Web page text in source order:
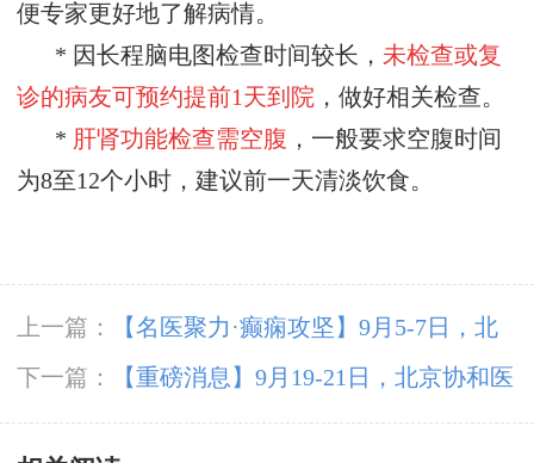
便专家更好地了解病情。
* 因长程脑电图检查时间较长， 未检查或复
诊的病友可预约提前1天到院 ，做好相关检查。
* 肝肾功能检查需空腹 ，一般要求空腹时间
为8至12个小时，建议前一天清淡饮食。
上一篇：
【名医聚力·癫痫攻坚】9月5-7日，北
京朝阳医院神经内科周立春博士成都公益会诊，
名额有限，速约！
下一篇：
【重磅消息】9月19-21日，北京协和医
院周祥琴教授成都领衔会诊，共筑全年龄段抗癫